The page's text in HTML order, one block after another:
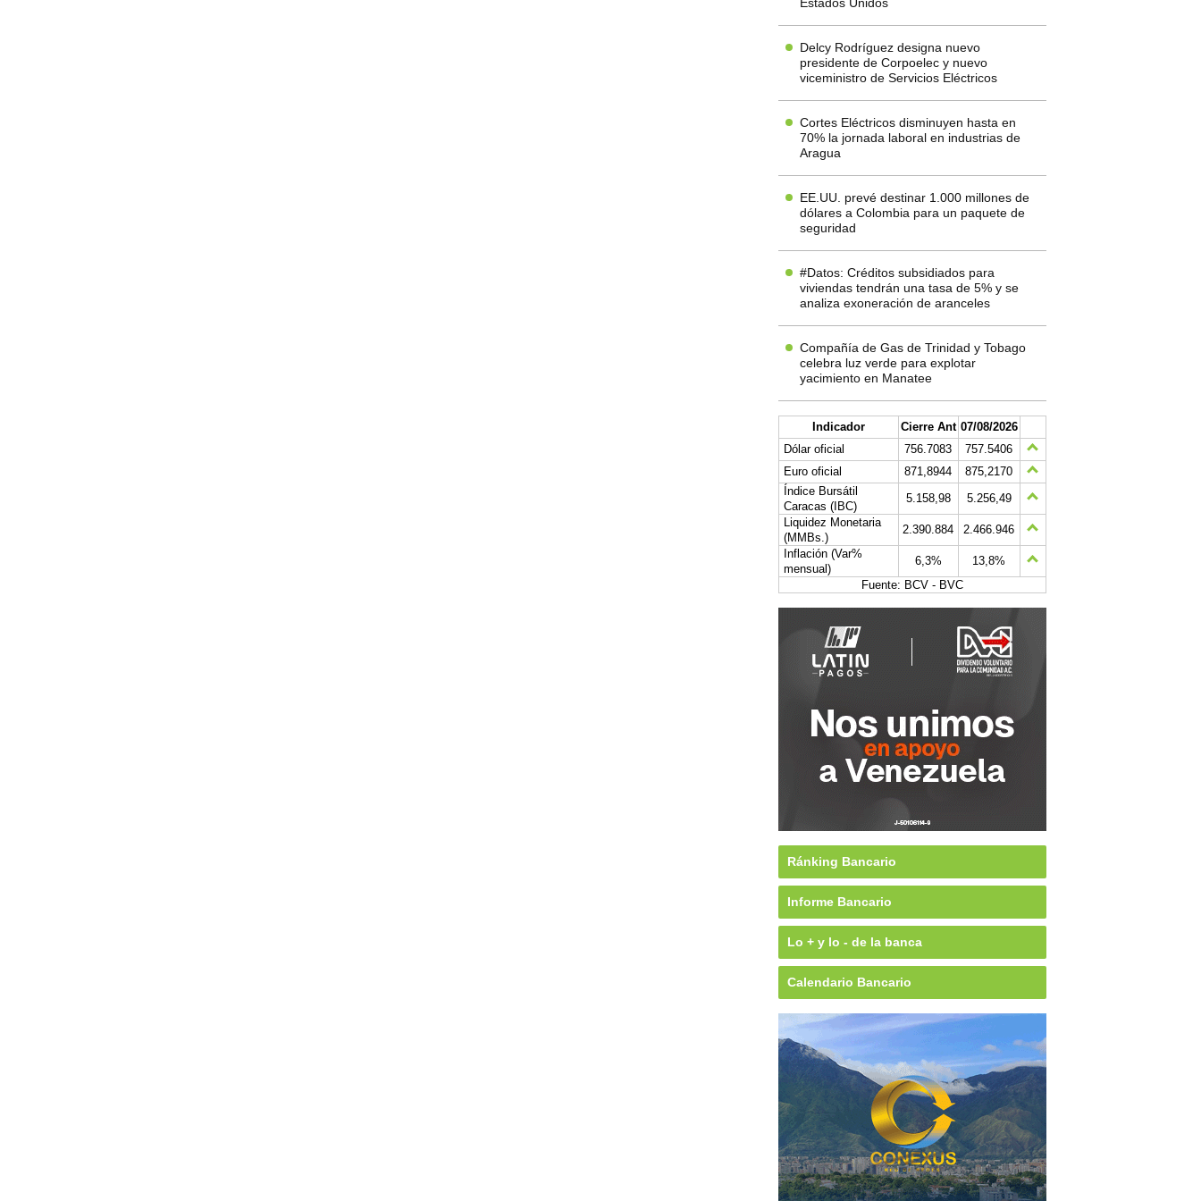
Delcy Rodríguez designa nuevo
presidente de Corpoelec y nuevo
viceministro de Servicios Eléctricos
Cortes Eléctricos disminuyen hasta en
70% la jornada laboral en industrias de
Aragua
EE.UU. prevé destinar 1.000 millones de
dólares a Colombia para un paquete de
seguridad
#Datos: Créditos subsidiados para
viviendas tendrán una tasa de 5% y se
analiza exoneración de aranceles
Compañía de Gas de Trinidad y Tobago
celebra luz verde para explotar
yacimiento en Manatee
Indicador Cierre Ant 07/08/2026
Dólar oficial
756.7083
757.5406
Euro oficial
871,8944
875,2170
Índice Bursátil
Caracas (IBC)
5.158,98
5.256,49
Liquidez Monetaria
(MMBs.)
2.390.884
2.466.946
Inflación (Var%
mensual)
6,3%
13,8%
Fuente: BCV - BVC
Ránking Bancario
Informe Bancario
Lo + y lo - de la banca
Calendario Bancario